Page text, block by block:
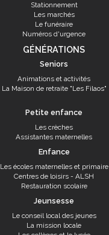
Stationnement
Les marchés
Le funéraire
Numéros d'urgence
GÉNÉRATIONS
Seniors
Animations et activités
La Maison de retraite "Les Filaos"
Petite enfance
Les crèches
Assistantes maternelles
Enfance
Les écoles maternelles et primaire
Centres de loisirs - ALSH
Restauration scolaire
Jeunsesse
Le conseil local des jeunes
La mission locale